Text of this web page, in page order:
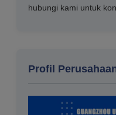
hubungi kami untuk
Profil